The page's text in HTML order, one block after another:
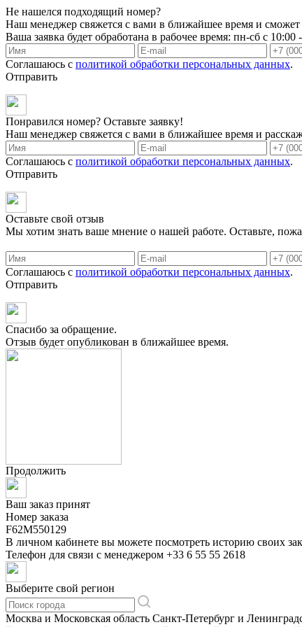
Не нашелся подходящий номер?
Наш менеджер свяжется с вами в ближайшее время и сможет
Ваша заявка будет обработана в рабочее время: пн-сб с
Соглашаюсь с политикой обработки персональных данных.
Отправить
Понравился номер? Оставьте заявку!
Наш менеджер свяжется с вами в ближайшее время и
Соглашаюсь с политикой обработки персональных данных.
Отправить
Оставьте свой отзыв
Мы хотим знать ваше мнение о нашей работе. Оставьте,
Соглашаюсь с политикой обработки персональных данных.
Отправить
Спасибо за обращение.
Отзыв будет опубликован в ближайшее время.
Продолжить
Ваш заказ принят
Номер заказа
F62M550129
В личном кабинете вы можете посмотреть историю своих
Телефон для связи с менеджером +33 6 55 55 2618
Выберите свой регион
Москва и Московская область Санкт-Петербург и